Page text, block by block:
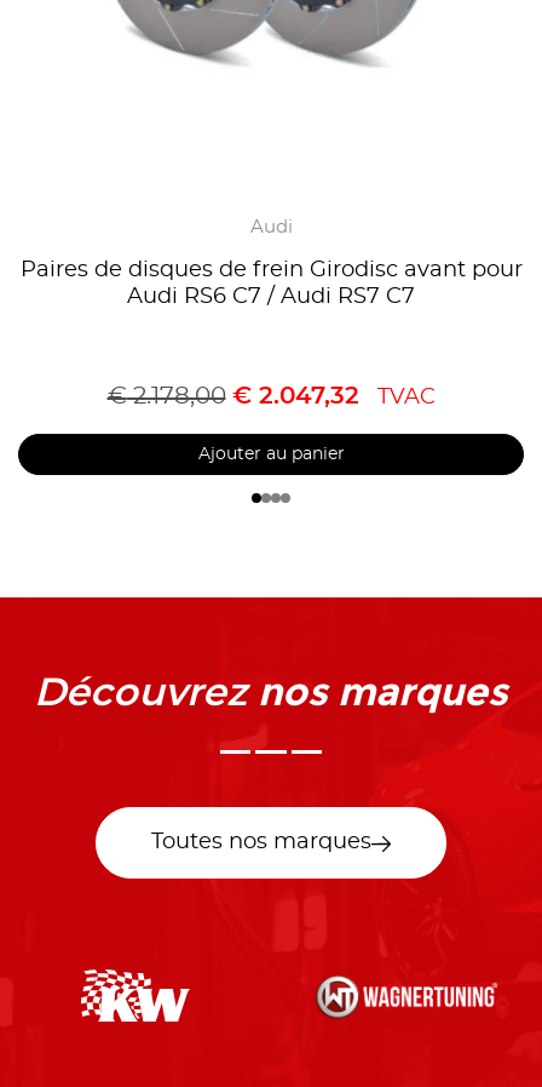
Audi
Paires de disques de frein Girodisc avant pour
Audi RS6 C7 / Audi RS7 C7
€2.178,00 €2.047,32 TVAC
Ajouter au panier
Découvrez nos marques
Toutes nos marques